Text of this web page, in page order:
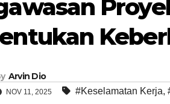
Arvin Dio
NOV 11, 2025 #Keselamatan Kerja,